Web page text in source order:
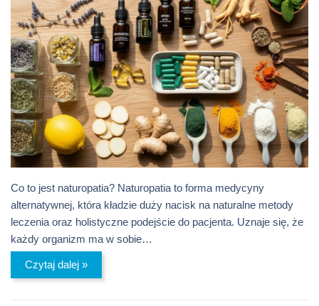
Co to jest naturopatia? Naturopatia to forma medycyny
alternatywnej, która kładzie duży nacisk na naturalne metody
leczenia oraz holistyczne podejście do pacjenta. Uznaje się, że
każdy organizm ma w sobie…
Czytaj dalej »